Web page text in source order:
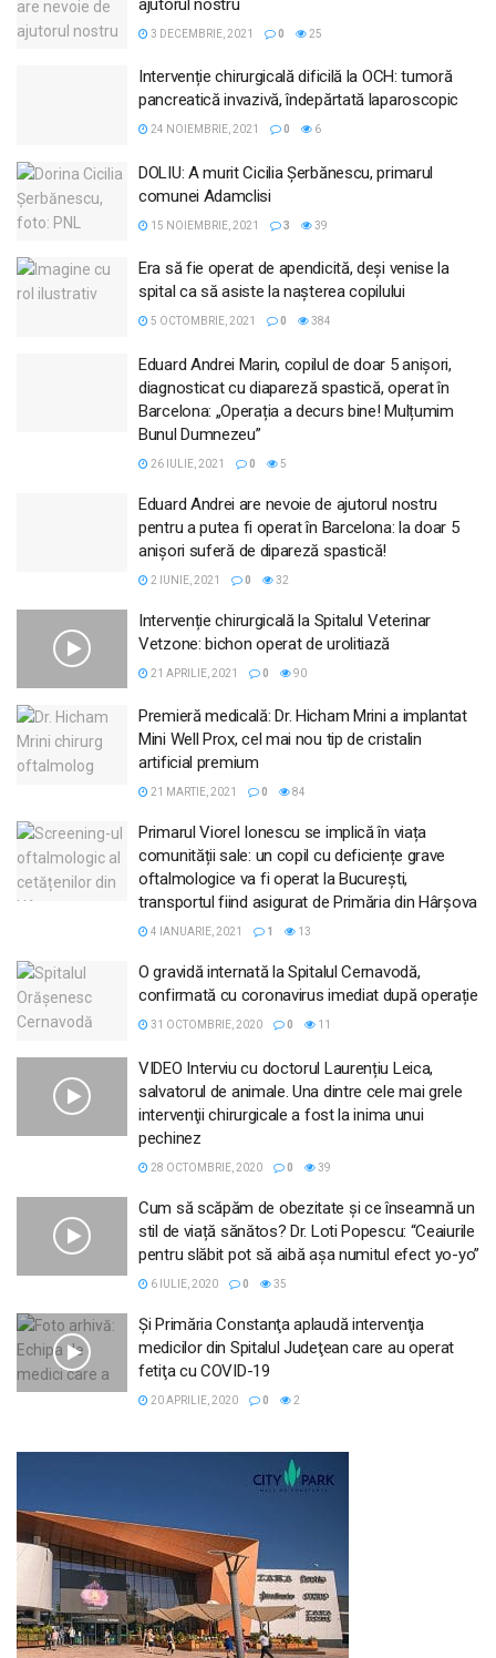
ajutorul nostru
3 DECEMBRIE, 2021 0 25
Intervenție chirurgicală dificilă la OCH: tumoră
pancreatică invazivă, îndepărtată laparoscopic
24 NOIEMBRIE, 2021 0 6
DOLIU: A murit Cicilia Şerbănescu, primarul
comunei Adamclisi
15 NOIEMBRIE, 2021 3 39
Era să fie operat de apendicită, deși venise la
spital ca să asiste la nașterea copilului
5 OCTOMBRIE, 2021 0 384
Eduard Andrei Marin, copilul de doar 5 anişori,
diagnosticat cu diapareză spastică, operat în
Barcelona: „Operația a decurs bine! Mulțumim
Bunul Dumnezeu”
26 IULIE, 2021 0 5
Eduard Andrei are nevoie de ajutorul nostru
pentru a putea fi operat în Barcelona: la doar 5
anişori suferă de dipareză spastică!
2 IUNIE, 2021 0 32
Intervenție chirurgicală la Spitalul Veterinar
Vetzone: bichon operat de urolitiază
21 APRILIE, 2021 0 90
Premieră medicală: Dr. Hicham Mrini a implantat
Mini Well Prox, cel mai nou tip de cristalin
artificial premium
21 MARTIE, 2021 0 84
Primarul Viorel Ionescu se implică în viața
comunității sale: un copil cu deficiențe grave
oftalmologice va fi operat la București,
transportul fiind asigurat de Primăria din Hârșova
4 IANUARIE, 2021 1 13
O gravidă internată la Spitalul Cernavodă,
confirmată cu coronavirus imediat după operație
31 OCTOMBRIE, 2020 0 11
VIDEO Interviu cu doctorul Laurențiu Leica,
salvatorul de animale. Una dintre cele mai grele
intervenţii chirurgicale a fost la inima unui
pechinez
28 OCTOMBRIE, 2020 0 39
Cum să scăpăm de obezitate și ce înseamnă un
stil de viață sănătos? Dr. Loti Popescu: “Ceaiurile
pentru slăbit pot să aibă așa numitul efect yo-yo”
6 IULIE, 2020 0 35
Şi Primăria Constanţa aplaudă intervenţia
medicilor din Spitalul Judeţean care au operat
fetiţa cu COVID-19
20 APRILIE, 2020 0 2